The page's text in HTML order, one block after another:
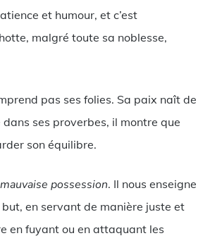
et humour, et c’est
malgré toute sa noblesse,
pas ses folies. Sa paix naît de
ses proverbes, il montre que
son équilibre.
possession. Il nous enseigne
but, en servant de manière juste et
en fuyant ou en attaquant les